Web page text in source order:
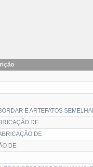
E ARTEFATOS
DE
DE
DE